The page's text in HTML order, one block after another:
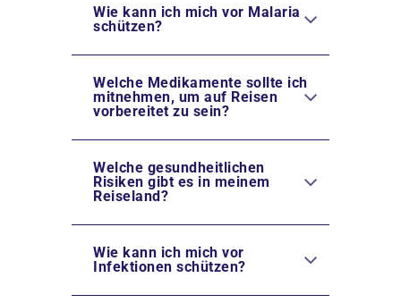
Wie kann ich mich vor Malaria
schützen?
Welche Medikamente sollte ich
mitnehmen, um auf Reisen
vorbereitet zu sein?
Welche gesundheitlichen
Risiken gibt es in meinem
Reiseland?
Wie kann ich mich vor
Infektionen schützen?